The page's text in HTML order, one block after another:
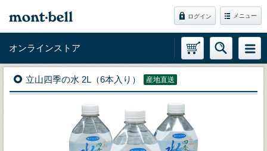
ログイン メニュー
オンラインストア
立山四季の水 2L（6本入り） 産地直送